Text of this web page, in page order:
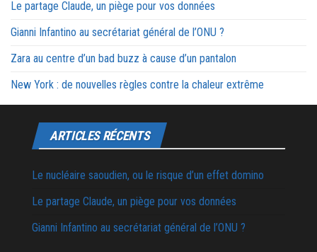
Le partage Claude, un piège pour vos données
Gianni Infantino au secrétariat général de l’ONU ?
Zara au centre d’un bad buzz à cause d’un pantalon
New York : de nouvelles règles contre la chaleur extrême
ARTICLES RÉCENTS
Le nucléaire saoudien, ou le risque d’un effet domino
Le partage Claude, un piège pour vos données
Gianni Infantino au secrétariat général de l’ONU ?